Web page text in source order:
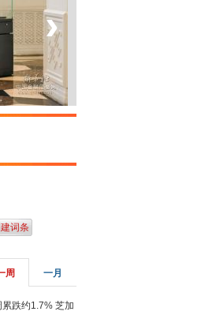
›
词条
周 一月
累跌约1.7% 芝加